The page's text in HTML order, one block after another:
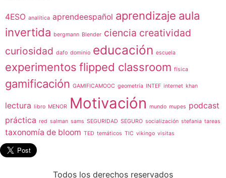
4ESO analítica aprendeespañol aprendizaje aula
invertida bergmann Blender ciencia creatividad
curiosidad dafo dominio educación escuela
experimentos flipped classroom física
gamificación GAMIFICAMOOC geometría INTEF internet khan
lectura libro MENOR Motivación mundo mupes podcast
práctica red salman sams SEGURIDAD SEGURO socialización stefania tareas
taxonomía de bloom TED temáticos TIC vikingo visitas
Todos los derechos reservados